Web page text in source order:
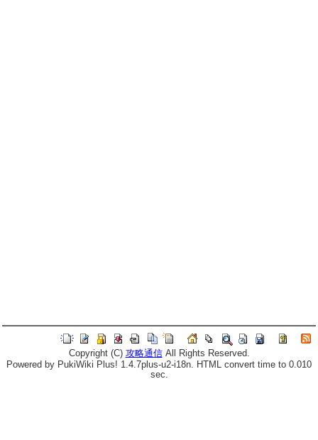
Copyright (C) 攻略通信All Rights Reserved.
Powered by PukiWiki Plus! 1.4.7plus-u2-i18n. HTML convert time to 0.010
sec.